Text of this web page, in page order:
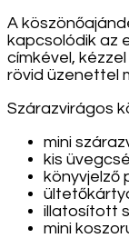
A
kapcsolódik az
címkével,
rövid üzenettel
Szárazvirágos
mini
kis
könyvjelző
illatosított
mini